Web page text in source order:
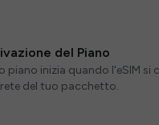
del Piano
piano inizia quando l'eSIM si
del tuo pacchetto.